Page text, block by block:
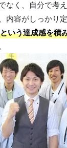
なく、自分で考
内容がしっかり定
いう達成感を積